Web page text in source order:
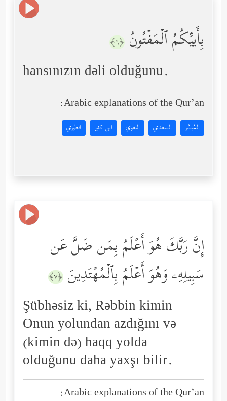
بِأَییِّكُمُ ٱلۡمَفۡتُونُ ﴿٦﴾
hansınızın dəli olduğunu.
Arabic explanations of the Qur’an:
المُيسَّر السعدي البغوي ابن كثير الطبري
إِنَّ رَبَّكَ هُوَ أَعۡلَمُ بِمَن ضَلَّ عَن
سَبِیلِهِۦ وَهُوَ أَعۡلَمُ بِٱلۡمُهۡتَدِینَ ﴿٧﴾
Şübhəsiz ki, Rəbbin kimin
Onun yolundan azdığını və
(kimin də) haqq yolda
olduğunu daha yaxşı bilir.
Arabic explanations of the Qur’an: